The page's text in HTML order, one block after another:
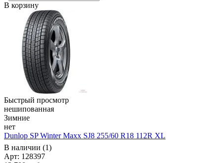
В корзину
Быстрый просмотр
нешипованная
Зимние
нет
Dunlop SP Winter Maxx SJ8 255/60 R18 112R XL
В наличии (1)
Арт: 128397